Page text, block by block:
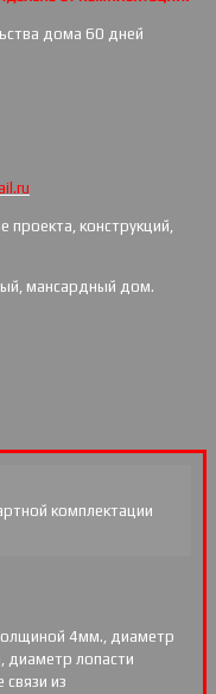
дома 60 дней
проекта, конструкций,
мансардный дом.
комплектации
4мм., диаметр
лопасти
из